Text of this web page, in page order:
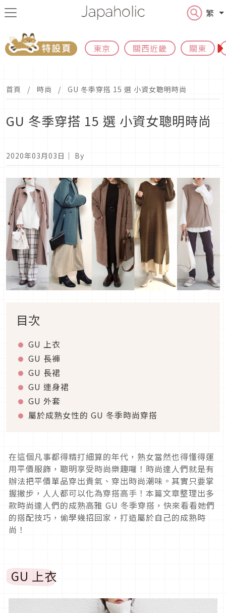
繁
東京 關西近畿 關東
首頁 時尚 GU 冬季穿搭 15 選 小資女聰明時尚
GU 冬季穿搭 15 選 小資女聰明時尚
2020年03月03日 ｜ By
目次
GU 上衣
GU 長褲
GU 長裙
GU 連身裙
GU 外套
屬於成熟女性的 GU 冬季時尚穿搭
在這個凡事都得精打細算的年代，熟女當然也得懂得運
用平價服飾，聰明享受時尚樂趣囉！時尚達人們就是有
辦法把平價單品穿出貴氣、穿出時尚潮味。其實只要掌
握撇步，人人都可以化為穿搭高手！本篇文章整理出多
款時尚達人們的成熟高雅 GU 冬季穿搭，快來看看她們
的搭配技巧，偷學幾招回家，打造屬於自己的成熟時
尚！
GU 上衣